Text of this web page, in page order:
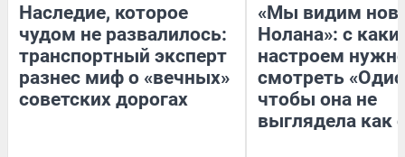
Наследие, которое
чудом не развалилось:
транспортный эксперт
разнес миф о «вечных»
советских дорогах
«Мы видим
Нолана»: с
настроем
смотреть
чтобы она не
выглядела как